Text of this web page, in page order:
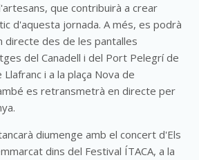
que contribuirà a crear
d'aquesta jornada. A més, es podrà
directe des de les pantalles
del Canadell i del Port Pelegrí de
Llafranc i a la plaça Nova de
es retransmetrà en directe per
diumenge amb el concert d'Els
dins del Festival ÍTACA, a la